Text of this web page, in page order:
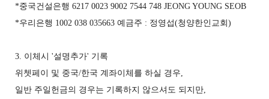
*중국건설은행 6217 0023 9002 7544 748 JEONG YOUNG SEOB
*우리은행 1002 038 035663 예금주 : 정영섭(청양한인교회)
3. 이체시 '설명추가' 기록
위쳇페이 및 중국/한국 계좌이체를 하실 경우,
일반 주일헌금의 경우는 기록하지 않으셔도 되지만,